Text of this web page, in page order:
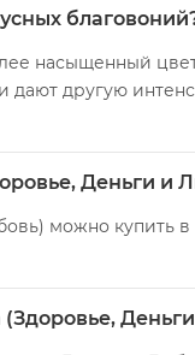
насыщенный
другую
Деньги и
можно купить